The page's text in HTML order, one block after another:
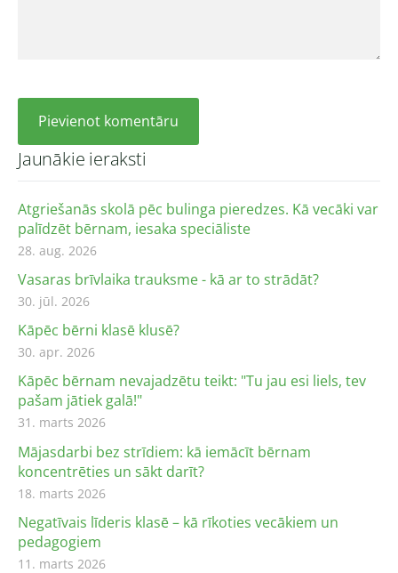
Jaunākie ieraksti
Atgriešanās skolā pēc bulinga pieredzes. Kā vecāki var
palīdzēt bērnam, iesaka speciāliste
28. aug. 2026
Vasaras brīvlaika trauksme - kā ar to strādāt?
30. jūl. 2026
Kāpēc bērni klasē klusē?
30. apr. 2026
Kāpēc bērnam nevajadzētu teikt: "Tu jau esi liels, tev
pašam jātiek galā!"
31. marts 2026
Mājasdarbi bez strīdiem: kā iemācīt bērnam
koncentrēties un sākt darīt?
18. marts 2026
Negatīvais līderis klasē – kā rīkoties vecākiem un
pedagogiem
11. marts 2026